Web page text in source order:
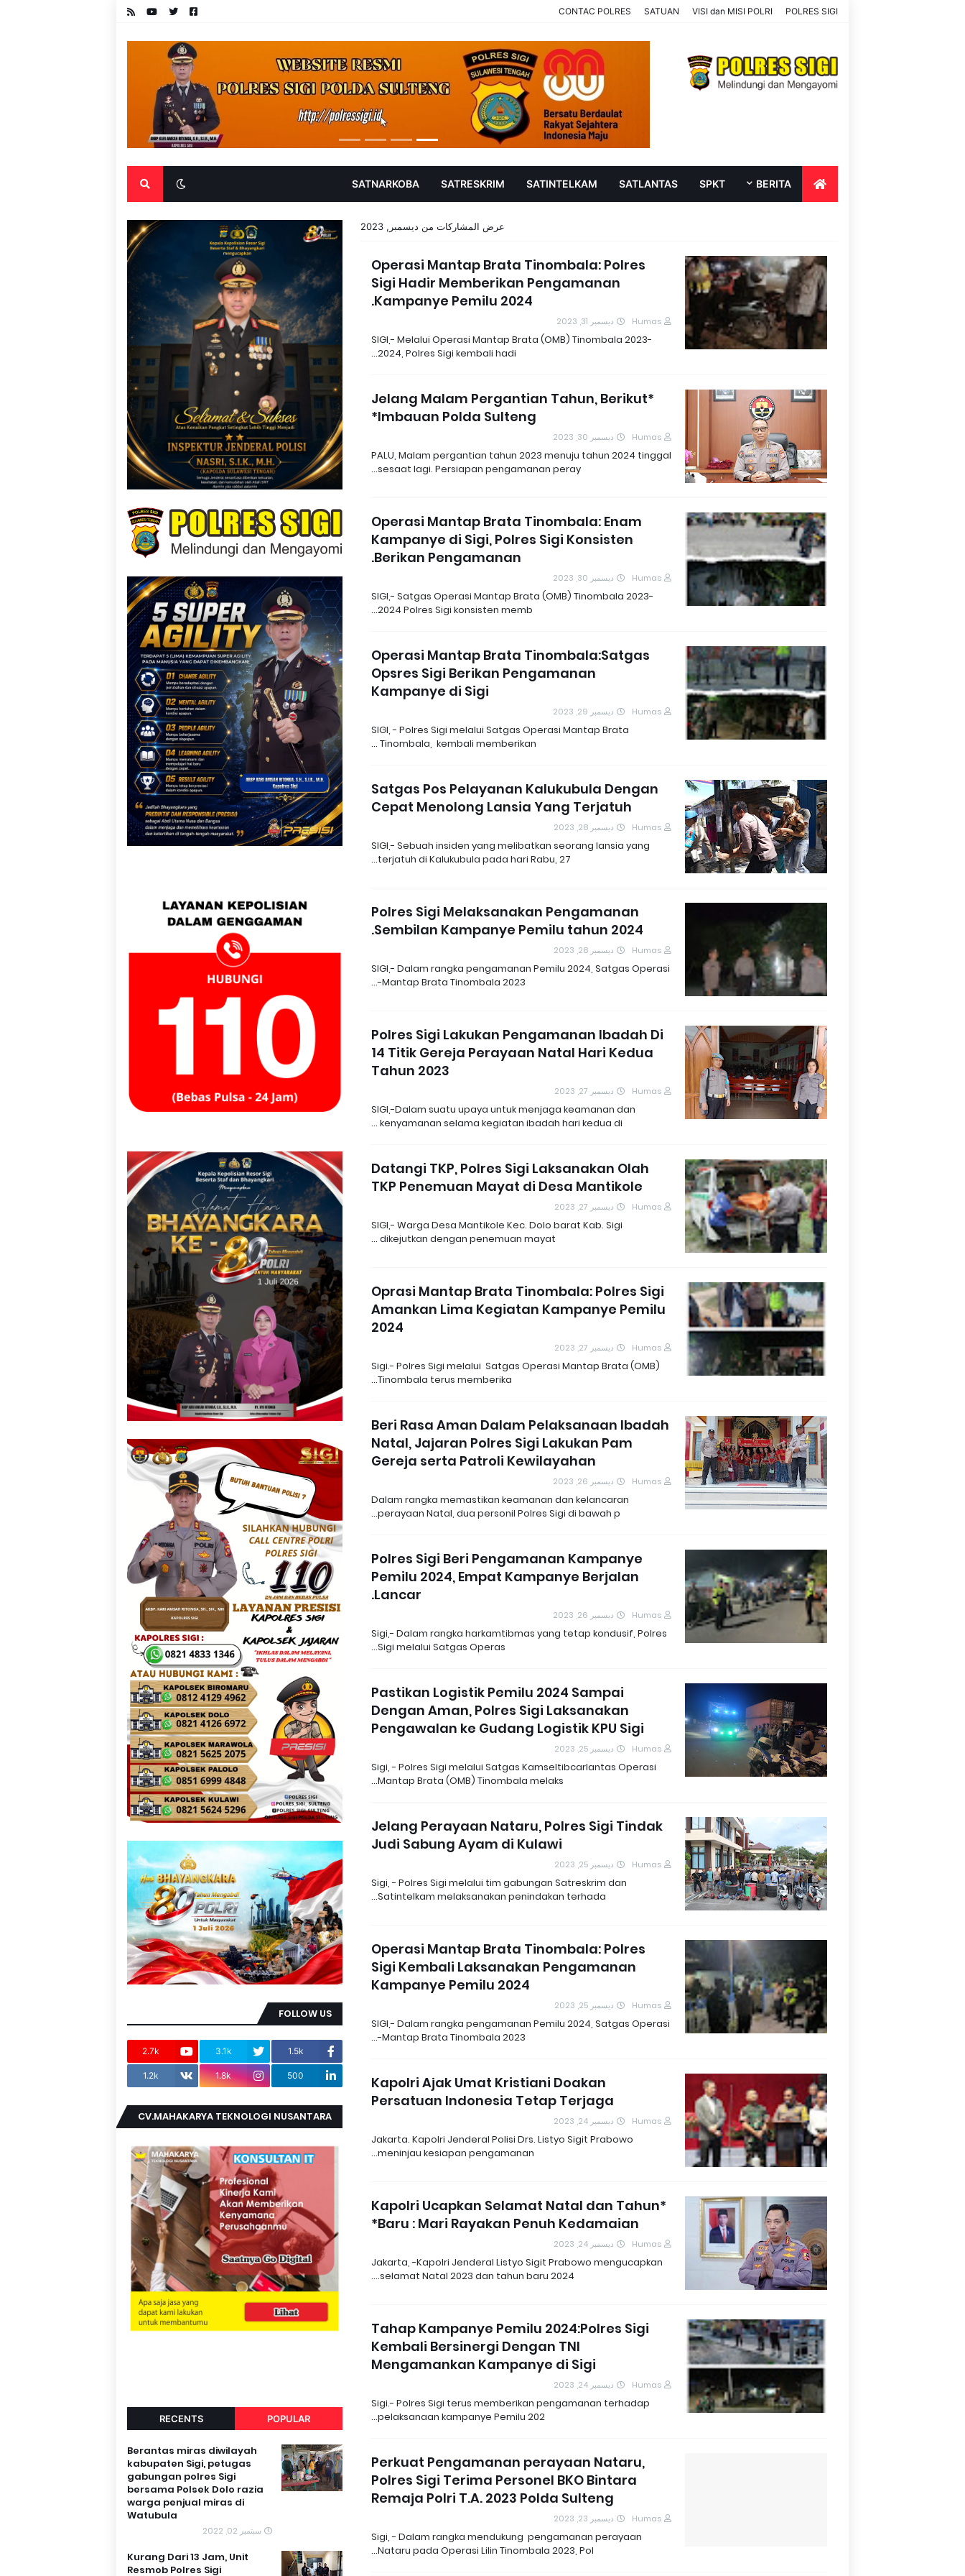
POLRES SIGI
VISI dan MISI POLRI
SATUAN
CONTAC POLRES
BERITA
SPKT
SATLANTAS
SATINTELKAM
SATRESKRIM
SATNARKOBA
عرض المشاركات من ديسمبر, 2023
Operasi Mantap Brata Tinombala: Polres
Sigi Hadir Memberikan Pengamanan
Kampanye Pemilu 2024.
Humas ديسمبر 31, 2023
SIGI,- Melalui Operasi Mantap Brata (OMB) Tinombala 2023-
2024, Polres Sigi kembali hadi…
*Jelang Malam Pergantian Tahun, Berikut
Imbauan Polda Sulteng*
Humas ديسمبر 30, 2023
PALU, Malam pergantian tahun 2023 menuju tahun 2024 tinggal
sesaat lagi. Persiapan pengamanan peray…
Operasi Mantap Brata Tinombala: Enam
Kampanye di Sigi, Polres Sigi Konsisten
Berikan Pengamanan.
Humas ديسمبر 30, 2023
SIGI,- Satgas Operasi Mantap Brata (OMB) Tinombala 2023-
2024 Polres Sigi konsisten memb…
Operasi Mantap Brata Tinombala:Satgas
Opsres Sigi Berikan Pengamanan
Kampanye di Sigi
Humas ديسمبر 29, 2023
SIGI, - Polres Sigi melalui Satgas Operasi Mantap Brata
Tinombala, kembali memberikan …
Satgas Pos Pelayanan Kalukubula Dengan
Cepat Menolong Lansia Yang Terjatuh
Humas ديسمبر 28, 2023
SIGI,- Sebuah insiden yang melibatkan seorang lansia yang
terjatuh di Kalukubula pada hari Rabu, 27…
Polres Sigi Melaksanakan Pengamanan
Sembilan Kampanye Pemilu tahun 2024.
Humas ديسمبر 28, 2023
SIGI,- Dalam rangka pengamanan Pemilu 2024, Satgas Operasi
Mantap Brata Tinombala 2023-…
Polres Sigi Lakukan Pengamanan Ibadah Di
14 Titik Gereja Perayaan Natal Hari Kedua
Tahun 2023
Humas ديسمبر 27, 2023
SIGI,-Dalam suatu upaya untuk menjaga keamanan dan
kenyamanan selama kegiatan ibadah hari kedua di …
Datangi TKP, Polres Sigi Laksanakan Olah
TKP Penemuan Mayat di Desa Mantikole
Humas ديسمبر 27, 2023
SIGI,- Warga Desa Mantikole Kec. Dolo barat Kab. Sigi
dikejutkan dengan penemuan mayat …
Oprasi Mantap Brata Tinombala: Polres Sigi
Amankan Lima Kegiatan Kampanye Pemilu
2024
Humas ديسمبر 27, 2023
Sigi.- Polres Sigi melalui Satgas Operasi Mantap Brata (OMB)
Tinombala terus memberika…
Beri Rasa Aman Dalam Pelaksanaan Ibadah
Natal, Jajaran Polres Sigi Lakukan Pam
Gereja serta Patroli Kewilayahan
Humas ديسمبر 26, 2023
Dalam rangka memastikan keamanan dan kelancaran
perayaan Natal, dua personil Polres Sigi di bawah p…
Polres Sigi Beri Pengamanan Kampanye
Pemilu 2024, Empat Kampanye Berjalan
Lancar.
Humas ديسمبر 26, 2023
Sigi,- Dalam rangka harkamtibmas yang tetap kondusif, Polres
Sigi melalui Satgas Operas…
Pastikan Logistik Pemilu 2024 Sampai
Dengan Aman, Polres Sigi Laksanakan
Pengawalan ke Gudang Logistik KPU Sigi
Humas ديسمبر 25, 2023
Sigi, - Polres Sigi melalui Satgas Kamseltibcarlantas Operasi
Mantap Brata (OMB) Tinombala melaks…
Jelang Perayaan Nataru, Polres Sigi Tindak
Judi Sabung Ayam di Kulawi
Humas ديسمبر 25, 2023
Sigi, - Polres Sigi melalui tim gabungan Satreskrim dan
Satintelkam melaksanakan penindakan terhada…
Operasi Mantap Brata Tinombala: Polres
Sigi Kembali Laksanakan Pengamanan
Kampanye Pemilu 2024
Humas ديسمبر 25, 2023
SIGI,- Dalam rangka pengamanan Pemilu 2024, Satgas Operasi
Mantap Brata Tinombala 2023-…
Kapolri Ajak Umat Kristiani Doakan
Persatuan Indonesia Tetap Terjaga
Humas ديسمبر 24, 2023
Jakarta. Kapolri Jenderal Polisi Drs. Listyo Sigit Prabowo
meninjau kesiapan pengamanan…
*Kapolri Ucapkan Selamat Natal dan Tahun
Baru : Mari Rayakan Penuh Kedamaian*
Humas ديسمبر 24, 2023
Jakarta, -Kapolri Jenderal Listyo Sigit Prabowo mengucapkan
selamat Natal 2023 dan tahun baru 2024.…
Tahap Kampanye Pemilu 2024:Polres Sigi
Kembali Bersinergi Dengan TNI
Mengamankan Kampanye di Sigi
Humas ديسمبر 24, 2023
Sigi.- Polres Sigi terus memberikan pengamanan terhadap
pelaksanaan kampanye Pemilu 202…
Perkuat Pengamanan perayaan Nataru,
Polres Sigi Terima Personel BKO Bintara
Remaja Polri T.A. 2023 Polda Sulteng
Humas ديسمبر 23, 2023
Sigi, - Dalam rangka mendukung pengamanan perayaan
Nataru pada Operasi Lilin Tinombala 2023, Pol…
FOLLOW US
1.5k
3.1k
2.7k
500
1.8k
1.2k
CV.MAHAKARYA TEKNOLOGI NUSANTARA
POPULAR
RECENTS
Berantas miras diwilayah
kabupaten Sigi, petugas
gabungan polres Sigi
bersama Polsek Dolo razia
warga penjual miras di
Watubula
سبتمبر 02, 2022
Kurang Dari 13 Jam, Unit
Resmob Polres Sigi